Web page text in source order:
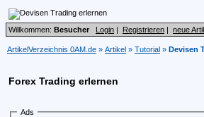
Willkommen: Besucher Login | Registrieren | neue
ArtikelVerzeichnis 0AM.de » Artikel » Tutorial » Devisen
Forex Trading erlernen
Ads